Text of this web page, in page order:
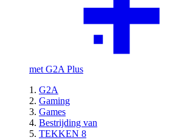
met G2A Plus
G2A
Gaming
Games
Bestrijding van
TEKKEN 8